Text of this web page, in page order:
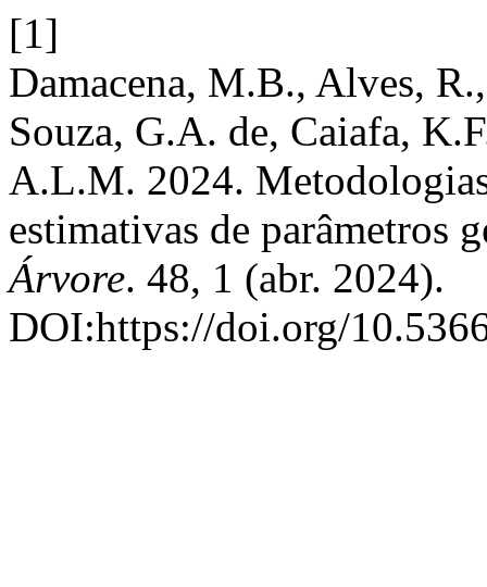
[1]
Damacena, M.B., Alves,
Souza, G.A. de, Caiafa,
A.L.M. 2024.
estimativas de parâmetros
Árvore. 48, 1 (abr. 2024).
DOI:https://doi.org/